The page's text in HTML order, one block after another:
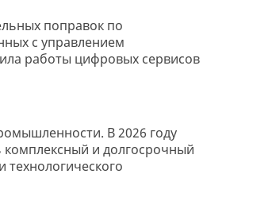
поправок по
с управлением
работы цифровых сервисов
В 2026 году
комплексный и долгосрочный